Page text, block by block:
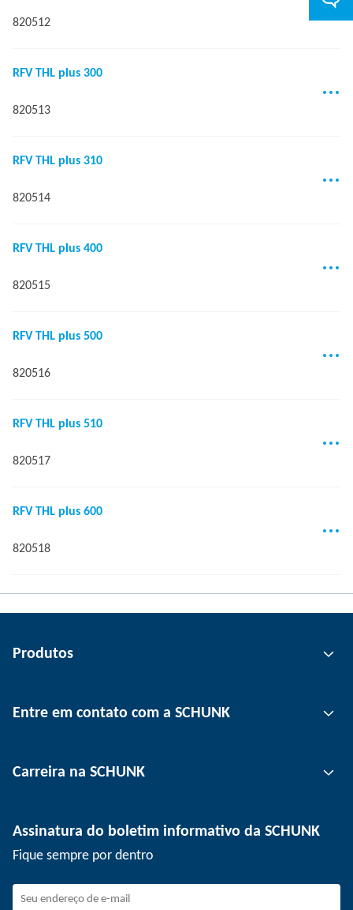
820512
RFV THL plus 300
820513
RFV THL plus 310
820514
RFV THL plus 400
820515
RFV THL plus 500
820516
RFV THL plus 510
820517
RFV THL plus 600
820518
Produtos
Tecnologia de automação
Tecnologia de fixação de peças
Entre em contato com a SCHUNK
Unidades
Eventos
Carreira na SCHUNK
SCHUNK como empregador
Como fazer parte da SCHUNK
Assinatura do boletim informativo da SCHUNK
Fique sempre por dentro